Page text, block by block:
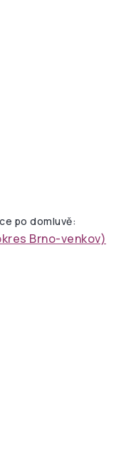
po domluvě:
Brno-venkov)